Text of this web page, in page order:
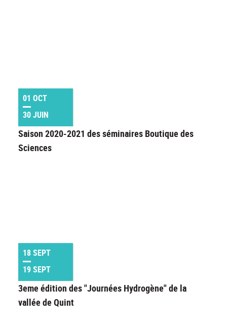
01 OCT
30 JUIN
Saison 2020-2021 des séminaires Boutique des
Sciences
18 SEPT
19 SEPT
3eme édition des "Journées Hydrogène" de la
vallée de Quint